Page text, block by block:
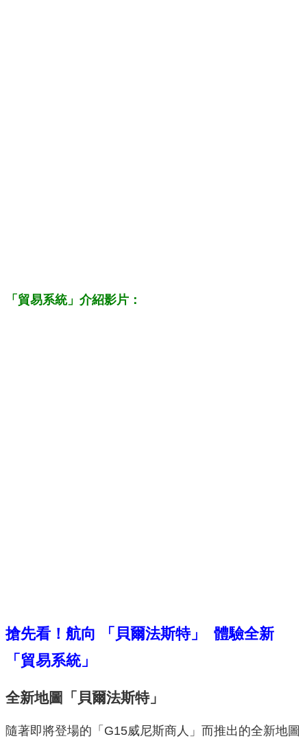
「貿易系統」介紹影片：
搶先看！航向
「貝爾法斯特」 體驗全新
「貿易系統」
全新地圖「貝爾法斯特」
隨著即將登場的「G15威尼斯商人」而推出的全新地圖